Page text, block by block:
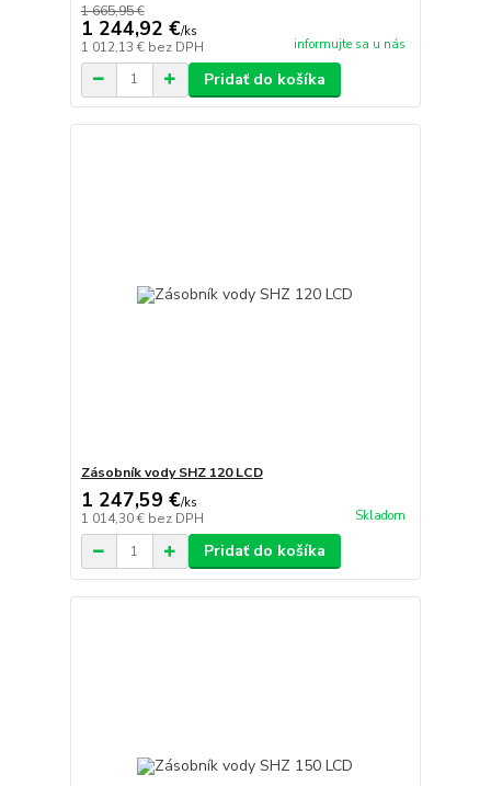
1 665,95 €
1 244,92 €/ks
1 012,13 € bez DPH informujte sa u nás
Pridať do košíka
Zásobník vody SHZ 120 LCD
1 247,59 €/ks
1 014,30 € bez DPH Skladom
Pridať do košíka